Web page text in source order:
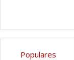
Populares